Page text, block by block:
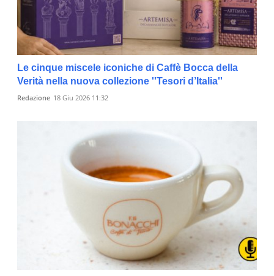
Le cinque miscele iconiche di Caffè Bocca della
Verità nella nuova collezione ''Tesori d’Italia''
Redazione 18 Giu 2026 11:32